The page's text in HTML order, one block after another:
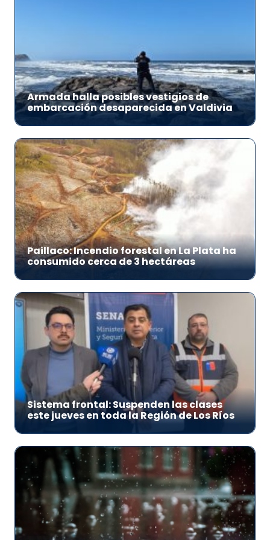
Armada halla posibles vestigios de
embarcación desaparecida en Valdivia
Paillaco: Incendio forestal en La Plata ha
consumido cerca de 3 hectáreas
Sistema frontal: Suspenden las clases
este jueves en toda la Región de Los Ríos